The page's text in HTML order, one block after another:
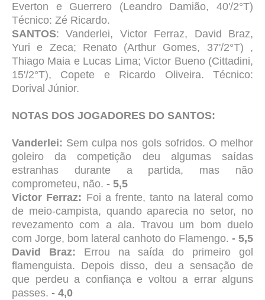
Everton e Guerrero (Leandro Damião, 40'/2°T)
Técnico: Zé Ricardo.
SANTOS: Vanderlei, Victor Ferraz, David Braz,
Yuri e Zeca; Renato (Arthur Gomes, 37'/2°T) ,
Thiago Maia e Lucas Lima; Victor Bueno (Cittadini,
15'/2°T), Copete e Ricardo Oliveira. Técnico:
Dorival Júnior.
NOTAS DOS JOGADORES DO SANTOS:
Vanderlei: Sem culpa nos gols sofridos. O melhor
goleiro da competição deu algumas saídas
estranhas durante a partida, mas não
comprometeu, não. - 5,5
Victor Ferraz: Foi a frente, tanto na lateral como
de meio-campista, quando aparecia no setor, no
revezamento com a ala. Travou um bom duelo
com Jorge, bom lateral canhoto do Flamengo. - 5,5
David Braz: Errou na saída do primeiro gol
flamenguista. Depois disso, deu a sensação de
que perdeu a confiança e voltou a errar alguns
passes. - 4,0